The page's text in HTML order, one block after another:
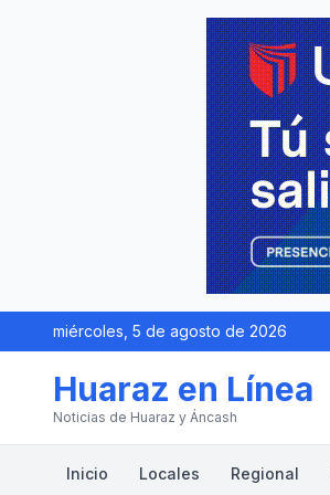
miércoles, 5 de agosto de 2026
Huaraz en Línea
Noticias de Huaraz y Áncash
Inicio Locales Regional